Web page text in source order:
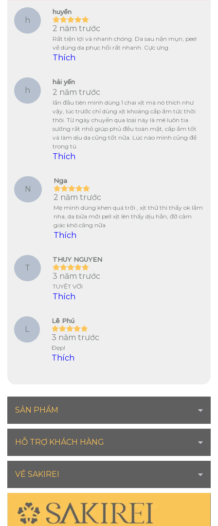
h
huyền
2 năm trước
Rất tiện lợi và nhanh chóng. Da sau nặn mụn, peel
về dùng da phục hồi rất nhanh. Cực ưng
Thích
h
hải yến
2 năm trước
lần đầu tiên mình dùng 1 chai xịt mà nó thích như
vậy, lúc trước chỉ dùng xịt khoáng cấp ẩm tức thời
thôi. Từ ngày chuyển qua loại này là mê luôn tia
sướng rất nhỏ giúp phủ đều toàn mặt, cấp ẩm tốt
và làm dịu da cũng tốt nữa. Lúc nào mình cũng để
trong tú
Thích
N
Nga
2 năm trước
Mẹ mình dùng khen quá trời , xịt thử thì thấy ok lắm
nha, da bửa mới pell xịt lên thấy dịu hẳn, đở cảm
giác khô căng nữa
Thích
T
THUY NGUYEN
3 năm trước
TUYỆT VỜI
Thích
L
Lê Phú
3 năm trước
Đẹp!
Thích
VỀ SAKIREI
HỖ TRỢ KHÁCH HÀNG
SẢN PHẨM